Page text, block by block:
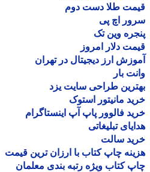
طلا دست دوم
اچ پی
وین تک
دلار امروز
ارز دیجیتال در تهران
بار
طراحی سایت یزد
مانیتور استوک
فالوور پاپ آپ اینستاگرام
تبلیغاتی
سالت
چاپ کتاب با ارزان ترین قیمت
کتاب ویژه رتبه بندی معلمان